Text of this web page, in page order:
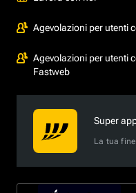
Agevolazioni per utenti
Agevolazioni per utenti
Fastweb
Super
La tua